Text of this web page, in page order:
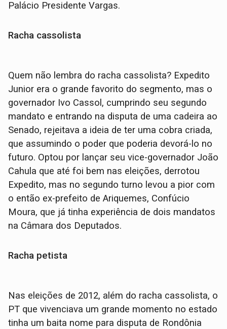
Palácio Presidente Vargas.
Racha cassolista
Quem não lembra do racha cassolista? Expedito
Junior era o grande favorito do segmento, mas o
governador Ivo Cassol, cumprindo seu segundo
mandato e entrando na disputa de uma cadeira ao
Senado, rejeitava a ideia de ter uma cobra criada,
que assumindo o poder que poderia devorá-lo no
futuro. Optou por lançar seu vice-governador João
Cahula que até foi bem nas eleições, derrotou
Expedito, mas no segundo turno levou a pior com
o então ex-prefeito de Ariquemes, Confúcio
Moura, que já tinha experiência de dois mandatos
na Câmara dos Deputados.
Racha petista
Nas eleições de 2012, além do racha cassolista, o
PT que vivenciava um grande momento no estado
tinha um baita nome para disputa de Rondônia